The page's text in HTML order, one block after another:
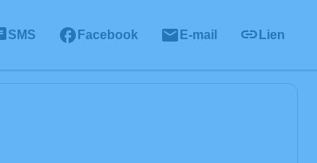
SMS Facebook E-mail Lien